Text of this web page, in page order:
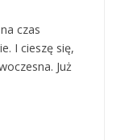
czas
I cieszę się,
Już